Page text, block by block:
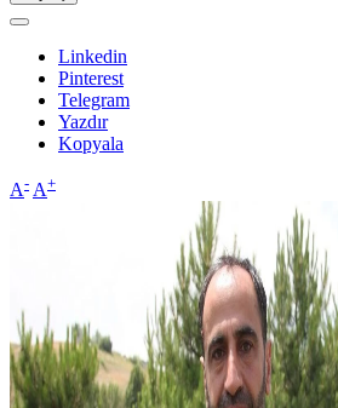
Linkedin
Pinterest
Telegram
Yazdır
Kopyala
A- A+